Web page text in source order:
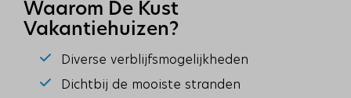
Ligging
Dichtbij het strand
Rustige ligging
Waarom De Kust
Vakantiehuizen?
Diverse verblijfsmogelijkheden
Dichtbij de mooiste stranden